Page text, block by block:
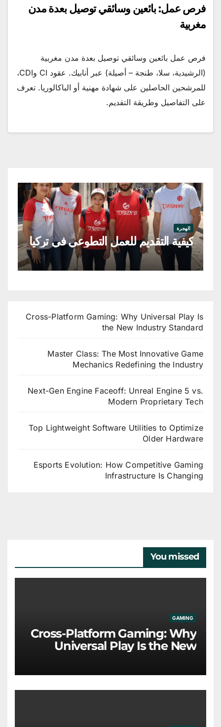
فرص عمل: بائعين وسائقي توصيل بعدة مدن
مغربية
فرص عمل بائعين وسائقي توصيل بعدة مدن مغربية
(الرشيدية، سلا، طنجة – أصيلة) عبر أنابيك. عقود CI وCDI،
للمرشحين الحاصلين على شهادة مهنية أو الباكالوريا. تعرف
على التفاصيل وطريقة التقديم.
الهجرة
كيفية التقديم للعمل التطوعي في تركيا
Cross-Platform Gaming: Why Universal Play Is
the New Industry Standard
Master Class: The Most Innovative Game
Mechanics Redefining the Industry
Next-Gen Engine Faceoff: Unreal Engine 5 vs.
Modern Proprietary Tech
Top Lightweight Software Utilities to Optimize
Older Hardware
Esports Evolution: How Competitive Gaming
Infrastructure Is Changing
You missed
GAMING
Cross-Platform Gaming: Why
Universal Play Is the New